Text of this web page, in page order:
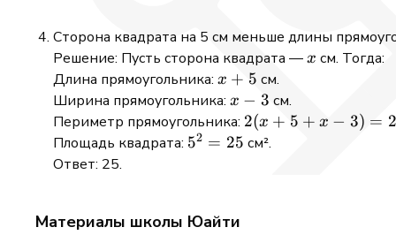
= 13
t = 16
Сторона квадрата на 5 см меньше длины
Решение: Пусть сторона квадрата —x
x см. Тогда:
Длина прямоугольника: x
+
5
x + 5 см.
Ширина прямоугольника: x
-
3
x − 3 см.
Периметр прямоугольника: 2(x + 5 + x
- 3) = 24
2(x + 5 + x − 3) =
Площадь квадрата: 5^2
52 = 25 см².
Ответ: 25.
Материалы школы Юайти